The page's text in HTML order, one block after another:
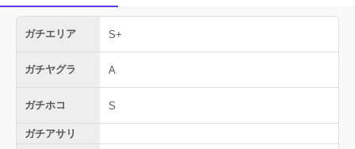
ガチエリア S+
ガチヤグラ A
ガチホコ S
ガチアサリ